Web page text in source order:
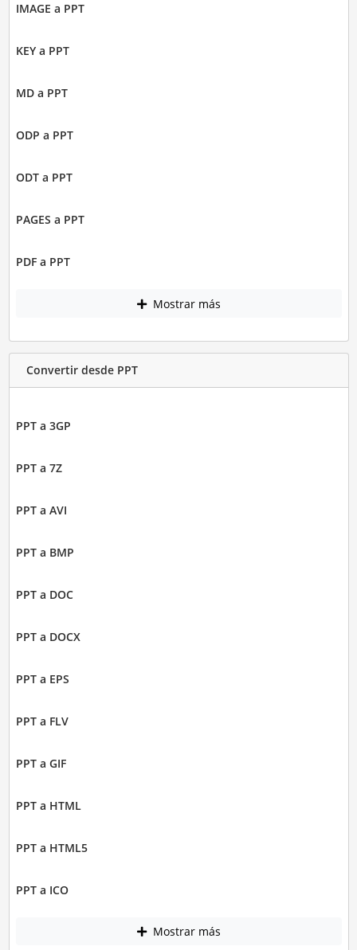
IMAGE a PPT
KEY a PPT
MD a PPT
ODP a PPT
ODT a PPT
PAGES a PPT
PDF a PPT
Mostrar más
Convertir desde PPT
PPT a 3GP
PPT a 7Z
PPT a AVI
PPT a BMP
PPT a DOC
PPT a DOCX
PPT a EPS
PPT a FLV
PPT a GIF
PPT a HTML
PPT a HTML5
PPT a ICO
Mostrar más